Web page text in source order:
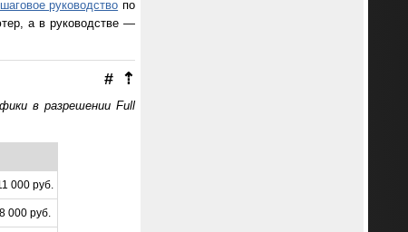
руководство по
а в руководстве —
⇡
#
в разрешении Full
000 руб.
8 000 руб.